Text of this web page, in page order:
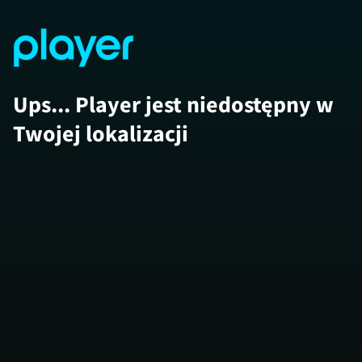
Ups... Player jest niedostępny w
Twojej lokalizacji